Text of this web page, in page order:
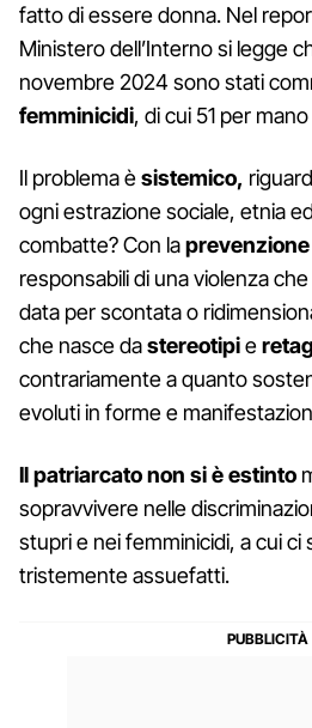
fatto di essere donna. Nel
Ministero dell’Interno si legge
novembre 2024 sono stati
femminicidi, di cui 51 per
Il problema èsistemico,
ogni estrazione sociale, etnia
combatte? Con laprevenzione
responsabili di una violenza
data per scontata o
che nasce dastereotipie
contrariamente a quanto
evoluti in forme e
Il patriarcato non si è estinto
sopravvivere nelle
stupri e nei femminicidi, a cui ci
tristemente assuefatti.